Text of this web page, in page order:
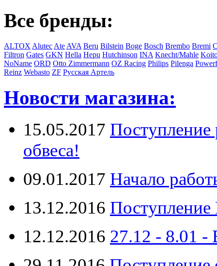
Все бренды:
ALTOX Alutec Ate AVA Beru Bilstein Boge Bosch Brembo Bremi
Filtron Gates GKN Hella Hepu Hutchinson INA Knecht/Mahle
NoName ORD Otto Zimmermann OZ Racing Philips Pilenga
Reinz Webasto ZF Русская Артель
Новости магазина:
15.05.2017 Поступление
обвеса!
09.01.2017 Начало
13.12.2016 Поступление
12.12.2016 27.12 -